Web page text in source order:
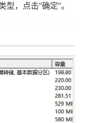
，点击“确定”。